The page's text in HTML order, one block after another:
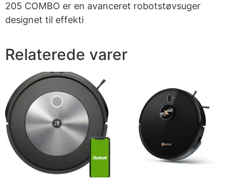
205 COMBO er en avanceret robotstøvsuger
designet til effekti
Relaterede varer